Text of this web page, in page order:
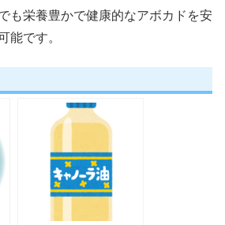
も栄養豊かで健康的なアボカドを安
能です。